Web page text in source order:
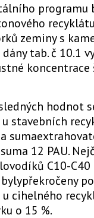
programu
zeminy s
tab. č 10.1
hodnot
stavebních
12 PAU.
C10-
u cihelného
o 15 %.